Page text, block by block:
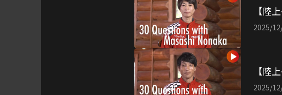
【陸
2025/
【陸
2025/